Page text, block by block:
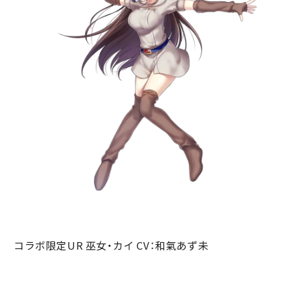
コラボ限定UR 巫女・カイ CV：和氣あず未